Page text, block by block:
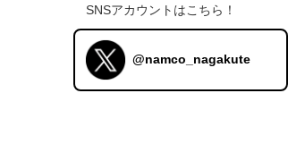
SNSアカウントはこちら！
@namco_nagakute